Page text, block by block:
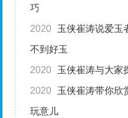
巧
2020 玉侠崔涛说爱玉
不到好玉
2020 玉侠崔涛与大家
2020 玉侠崔涛带你欣
玩意儿